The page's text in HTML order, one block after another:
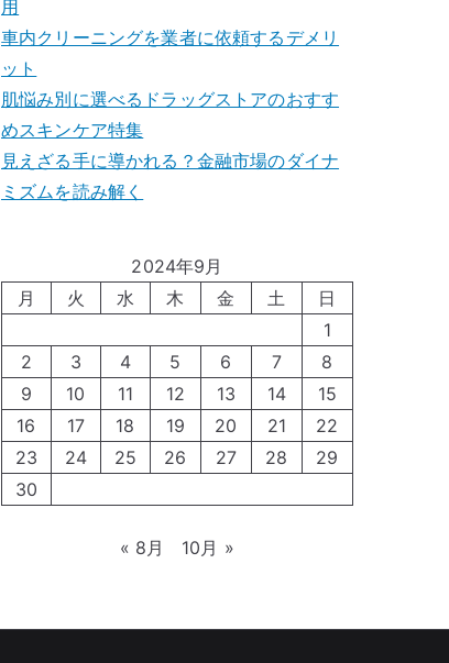
用
車内クリーニングを業者に依頼するデメリ
ット
肌悩み別に選べるドラッグストアのおすす
めスキンケア特集
見えざる手に導かれる？金融市場のダイナ
ミズムを読み解く
2024年9月
月
火 水 木 金 土
日
1
2
3 4 5 6 7
8
9
10 11 12 13 14
15
16
17 18 19 20 21
22
23
24 25 26 27 28
29
30
« 8月 10月 »